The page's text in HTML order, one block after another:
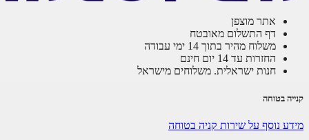
אתר מוצפן
דף התשלום מאובטח
משלוח מהיר בתוך 14 ימי עבודה
החזרות עד 14 יום חינם
חנות ישראלית. משלוחים מישראל
בטוחה
נוסף על שירות קניה בטוחה